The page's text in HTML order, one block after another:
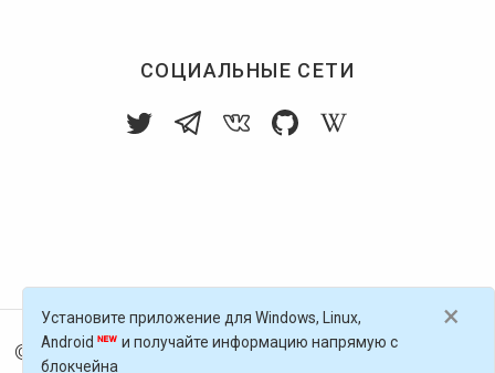
СОЦИАЛЬНЫЕ СЕТИ
© 2016-2026Голос Блоги — децентрализованная п
×
Установите приложение для Windows, Linux,
Android
и получайте информацию напрямую с
блокчейна